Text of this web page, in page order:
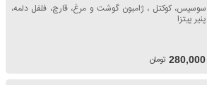
سوسیس، کوکتل ، ژامبون گوشت و مرغ، قارچ، فلفل دلمه،
پنیر پیتزا
280,000 تومان